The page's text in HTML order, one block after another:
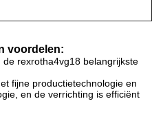
voordelen:
rexrotha4vg18 belangrijkste
fijne productietechnologie en
en de verrichting is efficiënt